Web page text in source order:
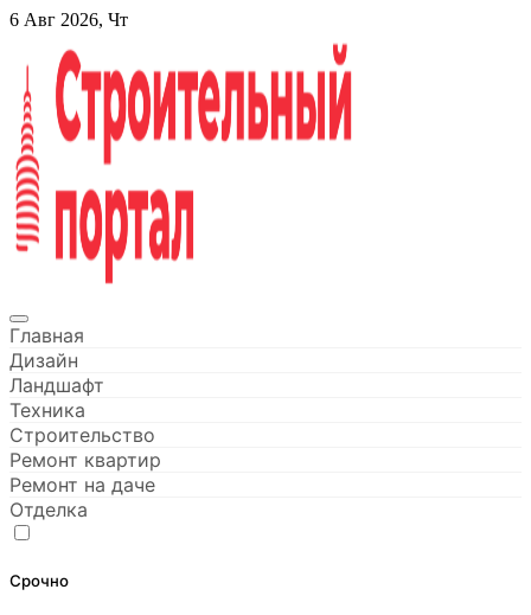
Перейти
содержанию
6 Авг 2026, Чт
Строительный портал
Главная
Дизайн
Ландшафт
Техника
Строительство
Ремонт квартир
Ремонт на даче
Отделка
Срочно